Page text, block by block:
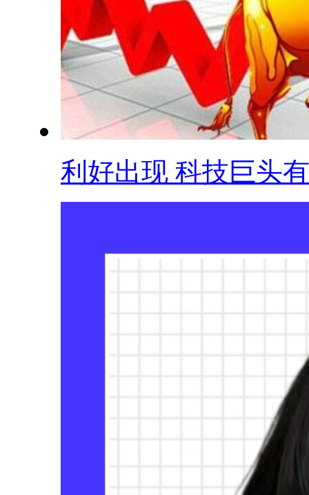
利好出现 科技巨头